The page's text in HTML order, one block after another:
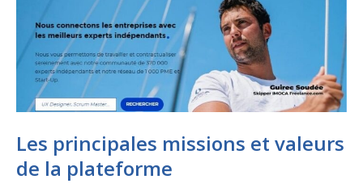
Les principales missions et valeurs
de la plateforme